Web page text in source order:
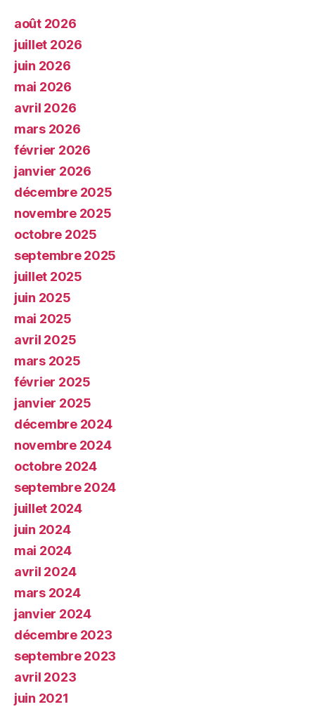
août 2026
juillet 2026
juin 2026
mai 2026
avril 2026
mars 2026
février 2026
janvier 2026
décembre 2025
novembre 2025
octobre 2025
septembre 2025
juillet 2025
juin 2025
mai 2025
avril 2025
mars 2025
février 2025
janvier 2025
décembre 2024
novembre 2024
octobre 2024
septembre 2024
juillet 2024
juin 2024
mai 2024
avril 2024
mars 2024
janvier 2024
décembre 2023
septembre 2023
avril 2023
juin 2021